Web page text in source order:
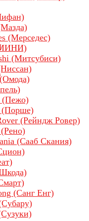
(Мерседес)
(Митсубиси)
(Пежо)
(Порше)
(Рейндж Ровер)
(Сааб Скания)
(Санг Енг)